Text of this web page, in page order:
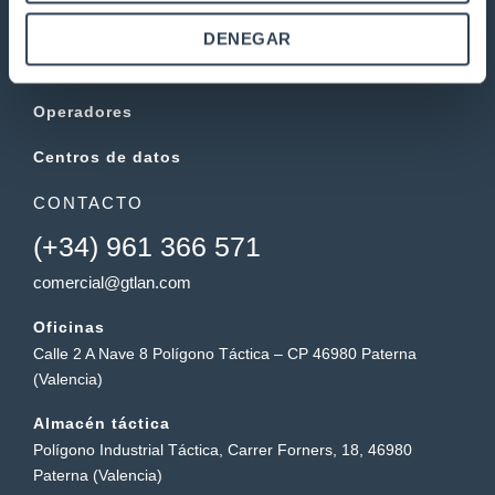
DENEGAR
Electrónica
Operadores
Centros de datos
CONTACTO
(+34) 961 366 571
comercial@gtlan.com
Oficinas
Calle 2 A Nave 8 Polígono Táctica – CP 46980 Paterna
(Valencia)
Almacén táctica
Polígono Industrial Táctica, Carrer Forners, 18, 46980
Paterna (Valencia)